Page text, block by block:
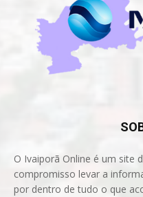
O Ivaiporã Online é um site
compromisso levar a
por dentro de tudo o que